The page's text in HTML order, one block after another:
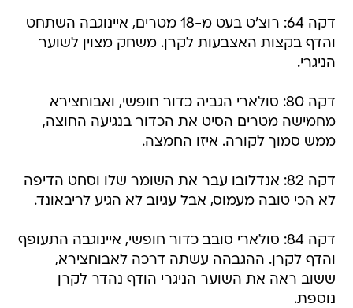
דקה 64: רוצ'ט בעט מ-18 מטרים, איינוגבה השתחט
והדף בקצות האצבעות לקרן. משחק מצוין לשוער
הניגרי.
דקה 80: סולארי הגביה כדור חופשי, ואבוחצירא
מחמישה מטרים הסיט את הכדור בנגיעה החוצה,
ממש סמוך לקורה. איזו החמצה.
דקה 82: אנדלובו עבר את השומר שלו וסחט הדיפה
לא הכי טובה מעמוס, אבל עגיוב לא הגיע לריבאונד.
דקה 84: סולארי סובב כדור חופשי, איינוגבה התעופף
והדף לקרן. ההגבהה עשתה דרכה לאבוחצירא,
ששוב ראה את השוער הניגרי הודף נהדר לקרן
נוספת.